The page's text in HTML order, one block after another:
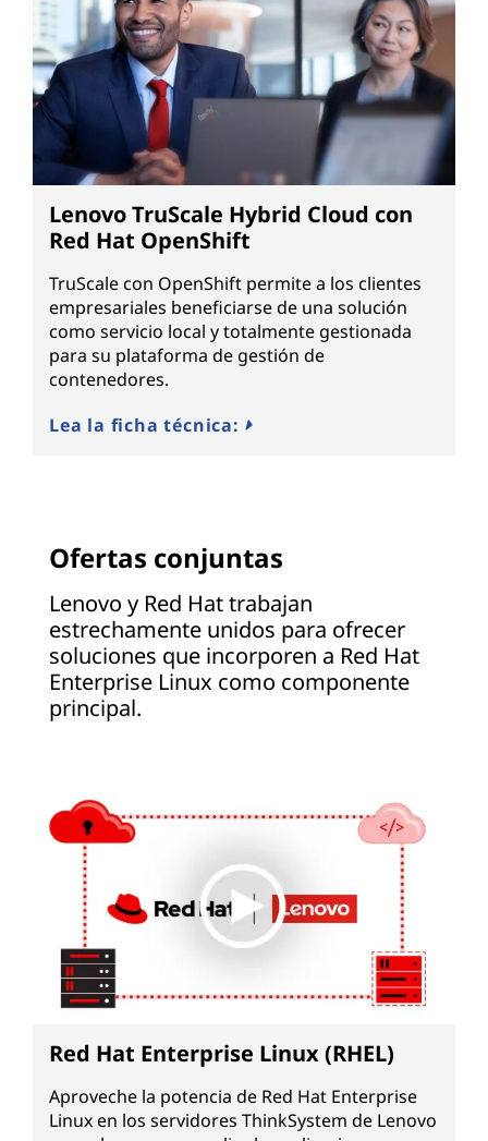
Lenovo TruScale Hybrid Cloud con
Red Hat OpenShift
TruScale con OpenShift permite a los clientes
empresariales beneficiarse de una solución
como servicio local y totalmente gestionada
para su plataforma de gestión de
contenedores.
Lea la ficha técnica:
Ofertas conjuntas
Lenovo y Red Hat trabajan
estrechamente unidos para ofrecer
soluciones que incorporen a Red Hat
Enterprise Linux como componente
principal.
Red Hat Enterprise Linux (RHEL)
Aproveche la potencia de Red Hat Enterprise
Linux en los servidores ThinkSystem de Lenovo